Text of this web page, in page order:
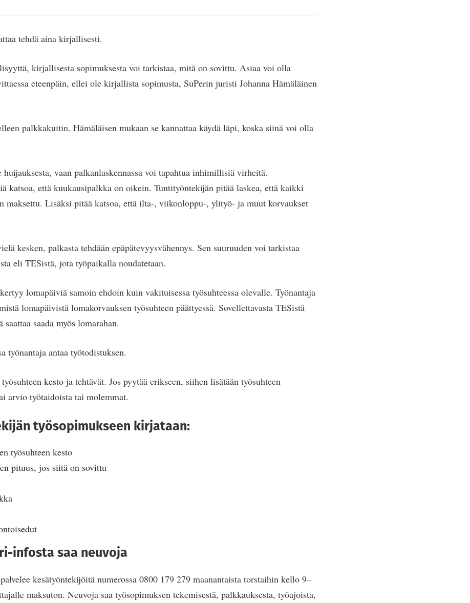
tehdä aina kirjallisesti.
kirjallisesta sopimuksesta voi tarkistaa, mitä on sovittu. Asiaa voi olla
eteenpäin, ellei ole kirjallista sopimusta, SuPerin juristi Johanna Hämäläinen
palkkakuitin. Hämäläisen mukaan se kannattaa käydä läpi, koska siinä voi olla
vaan palkanlaskennassa voi tapahtua inhimillisiä virheitä.
katsoa, että kuukausipalkka on oikein. Tuntityöntekijän pitää laskea, että kaikki
maksettu. Lisäksi pitää katsoa, että ilta-, viikonloppu-, ylityö- ja muut korvaukset
kesken, palkasta tehdään epäpätevyysvähennys. Sen suuruuden voi tarkistaa
eli TESistä, jota työpaikalla noudatetaan.
lomapäiviä samoin ehdoin kuin vakituisessa työsuhteessa olevalle. Työnantaja
lomapäivistä lomakorvauksen työsuhteen päättyessä. Sovellettavasta TESistä
saada myös lomarahan.
työnantaja antaa työtodistuksen.
kesto ja tehtävät. Jos pyytää erikseen, siihen lisätään työsuhteen
arvio työtaidoista tai molemmat.
työsopimukseen kirjataan:
työsuhteen kesto
pituus, jos siitä on sovittu
infosta saa neuvoja
kesätyöntekijöitä numerossa 0800 179 279 maanantaista torstaihin kello 9–
maksuton. Neuvoja saa työsopimuksen tekemisestä, palkkauksesta, työajoista,